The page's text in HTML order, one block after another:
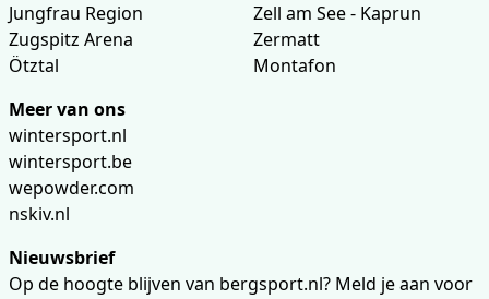
Jungfrau Region
Zugspitz Arena
Ötztal
Zell am See - Kaprun
Zermatt
Montafon
Meer van ons
wintersport.nl
wintersport.be
wepowder.com
nskiv.nl
Nieuwsbrief
Op de hoogte blijven van bergsport.nl? Meld je aan voor